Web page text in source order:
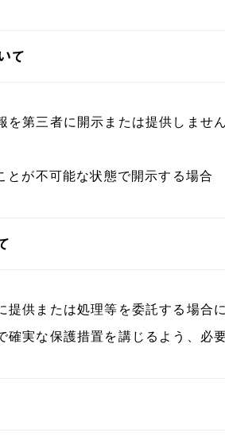
て
第三者に開示または提供しません
が不可能な状態で開示する場合
供または処理等を委託する場合
実な保護措置を講じるよう、必